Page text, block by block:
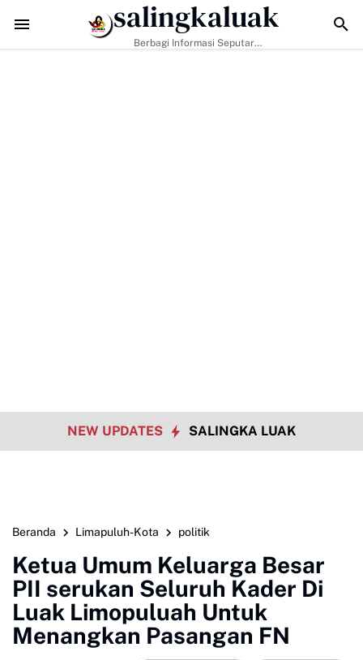
Agar Tepat SasaranJalan TMMD di Buluh Kasok Mulai Terbuka,
salingkaluak
Berbagi Informasi Seputar
NEW UPDATES SALINGKA LUAK
Beranda Limapuluh-Kota politik
Ketua Umum Keluarga Besar
PII serukan Seluruh Kader Di
Luak Limopuluah Untuk
Menangkan Pasangan FN